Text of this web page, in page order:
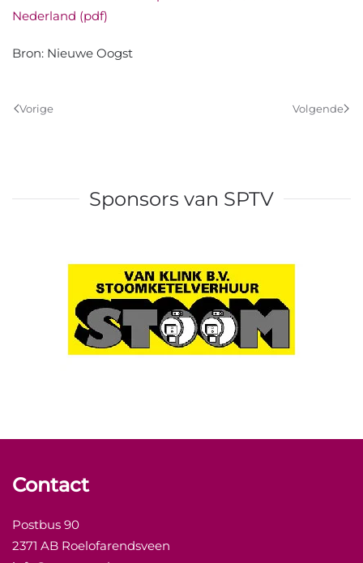
Nederland (pdf)
Bron: Nieuwe Oogst
Vorige Volgende
Sponsors van SPTV
Contact
Postbus 90
2371 AB Roelofarendsveen